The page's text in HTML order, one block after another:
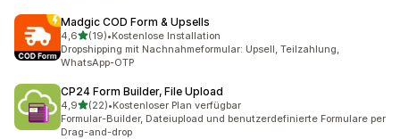
Madgic COD Form & Upsells
4,6von 5 Sternen
(19)
19 Rezensionen insgesamt
•Kostenlose Installation
Dropshipping mit Nachnahmeformular: Upsell, Teilzahlung,
WhatsApp-OTP
CP24 Form Builder, File Upload
4,9von 5 Sternen
(22)
22 Rezensionen insgesamt
•Kostenloser Plan verfügbar
Formular-Builder, Dateiupload und benutzerdefinierte Formulare per
Drag-and-drop